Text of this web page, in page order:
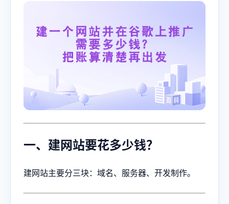
一、建网站要花多少钱？
建网站主要分三块：域名、服务器、开发制作。